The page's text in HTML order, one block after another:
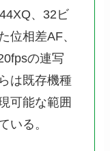
、32ビ
位相差AF、
の連写
は既存機種
可能な範囲
いる。